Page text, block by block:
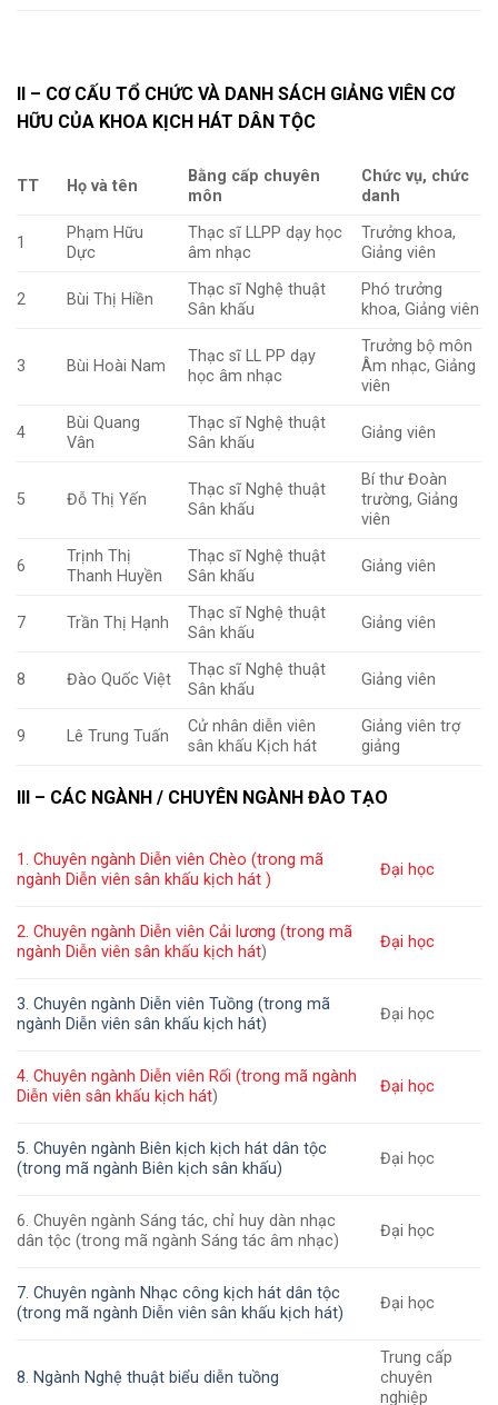
II – CƠ CẤU TỔ CHỨC VÀ DANH SÁCH GIẢNG VIÊN CƠ
HỮU CỦA KHOA KỊCH HÁT DÂN TỘC
TT Họ và tên
Bằng cấp chuyên
môn
Chức vụ, chức
danh
1
Phạm Hữu
Dực
Thạc sĩ LLPP dạy học
âm nhạc
Trưởng khoa,
Giảng viên
2 Bùi Thị Hiền
Thạc sĩ Nghệ thuật
Sân khấu
Phó trưởng
khoa, Giảng viên
3 Bùi Hoài Nam
Thạc sĩ LL PP dạy
học âm nhạc
Trưởng bộ môn
Âm nhạc, Giảng
viên
4
Bùi Quang
Vân
Thạc sĩ Nghệ thuật
Sân khấu
Giảng viên
5 Đỗ Thị Yến
Thạc sĩ Nghệ thuật
Sân khấu
Bí thư Đoàn
trường, Giảng
viên
6
Trịnh Thị
Thanh Huyền
Thạc sĩ Nghệ thuật
Sân khấu
Giảng viên
7 Trần Thị Hạnh
Thạc sĩ Nghệ thuật
Sân khấu
Giảng viên
8 Đào Quốc Việt
Thạc sĩ Nghệ thuật
Sân khấu
Giảng viên
9 Lê Trung Tuấn
Cử nhân diễn viên
sân khấu Kịch hát
Giảng viên trợ
giảng
III – CÁC NGÀNH / CHUYÊN NGÀNH ĐÀO TẠO
1. Chuyên ngành Diễn viên Chèo (trong mã
ngành Diễn viên sân khấu kịch hát )
Đại học
2. Chuyên ngành Diễn viên Cải lương (trong mã
ngành Diễn viên sân khấu kịch hát)
Đại học
3. Chuyên ngành Diễn viên Tuồng (trong mã
ngành Diễn viên sân khấu kịch hát)
Đại học
4. Chuyên ngành Diễn viên Rối (trong mã ngành
Diễn viên sân khấu kịch hát)
Đại học
5. Chuyên ngành Biên kịch kịch hát dân tộc
(trong mã ngành Biên kịch sân khấu)
Đại học
6. Chuyên ngành Sáng tác, chỉ huy dàn nhạc
dân tộc (trong mã ngành Sáng tác âm nhạc)
Đại học
7. Chuyên ngành Nhạc công kịch hát dân tộc
(trong mã ngành Diễn viên sân khấu kịch hát)
Đại học
8. Ngành Nghệ thuật biểu diễn tuồng
Trung cấp
chuyên
nghiệp